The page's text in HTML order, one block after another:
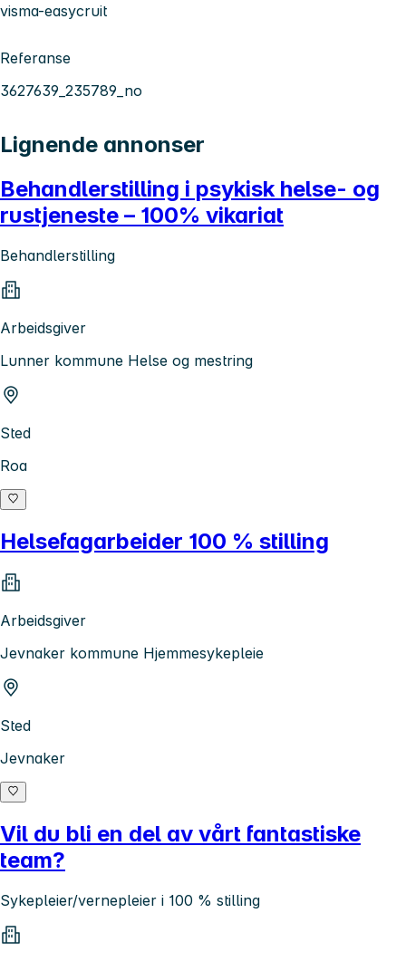
visma-easycruit
Referanse
3627639_235789_no
Lignende annonser
Behandlerstilling i psykisk helse- og
rustjeneste – 100% vikariat
Behandlerstilling
Arbeidsgiver
Lunner kommune Helse og mestring
Sted
Roa
Helsefagarbeider 100 % stilling
Arbeidsgiver
Jevnaker kommune Hjemmesykepleie
Sted
Jevnaker
Vil du bli en del av vårt fantastiske
team?
Sykepleier/vernepleier i 100 % stilling